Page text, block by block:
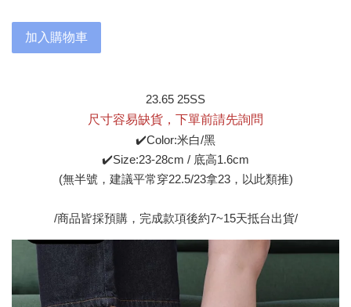
加入購物車
23.65 25SS
尺寸容易缺貨，下單前請先詢問
✔️Color:米白/黑
✔️Size:23-28cm / 底高1.6cm
(無半號，建議平常穿22.5/23拿23，以此類推)
/商品皆採預購，完成款項後約7~15天抵台出貨/